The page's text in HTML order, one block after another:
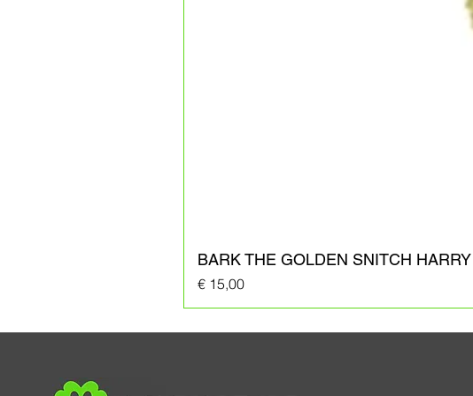
BARK THE GOLDEN SNITCH
Prijs
€ 15,00